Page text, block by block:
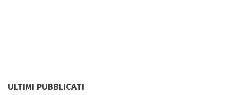
ULTIMI PUBBLICATI